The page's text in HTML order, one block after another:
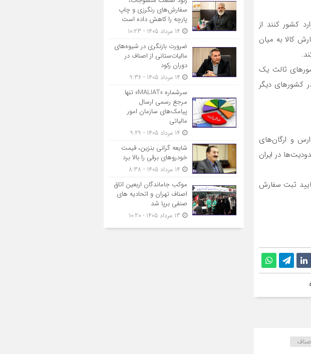
کشور کنند از
کالا به میان
ثالث یک
کشورهای دیگر
و ارگان‌های
در ایران
ثبت سفارش
سفارش‌های رنگرزی و چاپ
پارچه را کاهش داده است
ضرورت بازنگری در شیوه‌های
مالیات‌ستانی از اصناف در
دوران رکود
سرشماره «MALIAT» تنها
مرجع رسمی ارسال
پیامک‌های سازمان امور
مالیاتی
شایعه گرانی بنزین، قیمت
خودروهای برقی را بالا برد
موکب جاماندگان اربعین اتاق
اصناف تهران و اتحادیه های
صنفی برپا شد